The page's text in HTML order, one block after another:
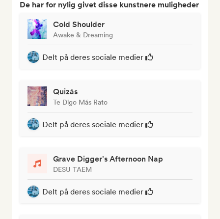
De har for nylig givet disse kunstnere muligheder
Cold Shoulder
Awake & Dreaming
Delt på deres sociale medier
Quizás
Te Digo Más Rato
Delt på deres sociale medier
Grave Digger's Afternoon Nap
DESU TAEM
Delt på deres sociale medier